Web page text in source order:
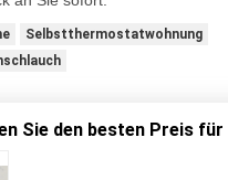
Selbstthermostatwohnung
Sie den besten Preis für